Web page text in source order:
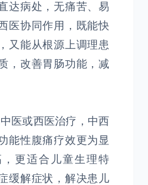
达病处，无痛苦、易
医协同作用，既能快
又能从根源上调理患
，改善胃肠功能，减
医或西医治疗，中西
能性腹痛疗效更为显
更适合儿童生理特
缓解症状，解决患儿